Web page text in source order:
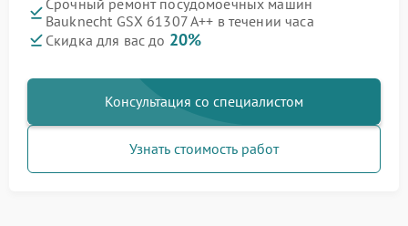
Срочный ремонт посудомоечных машин
Bauknecht GSX 61307 A++ в течении часа
Скидка для вас до 20%
Консультация со специалистом
Узнать стоимость работ